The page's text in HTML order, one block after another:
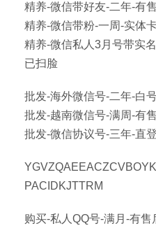
精养-微信带好友-二年-有
精养-微信带粉-一周-实体
精养-微信私人3月号带实
已扫脸
批发-海外微信号-二年-白
批发-越南微信号-满周-有
批发-微信协议号-三年-直
PACIDKJTTRM
购买-私人QQ号-满月-有售